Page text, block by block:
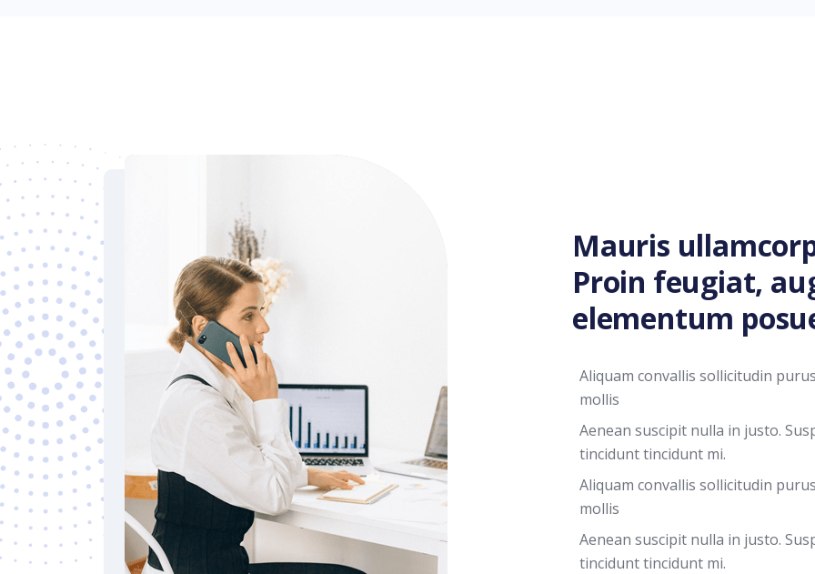
Mauris
Proin feugiat,
elementum
Aliquam convallis sollicitudin
mollis
Aenean suscipit nulla in justo.
tincidunt tincidunt mi.
Aliquam convallis sollicitudin
mollis
Aenean suscipit nulla in justo.
tincidunt tincidunt mi.